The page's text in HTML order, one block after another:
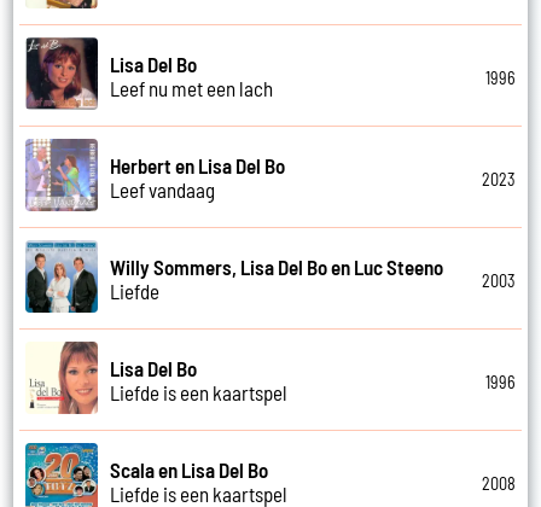
Lisa Del Bo
Leef nu met een lach
1996
Herbert en Lisa Del Bo
Leef vandaag
2023
Willy Sommers, Lisa Del Bo en Luc Steeno
Liefde
2003
Lisa Del Bo
Liefde is een kaartspel
1996
Scala en Lisa Del Bo
Liefde is een kaartspel
2008